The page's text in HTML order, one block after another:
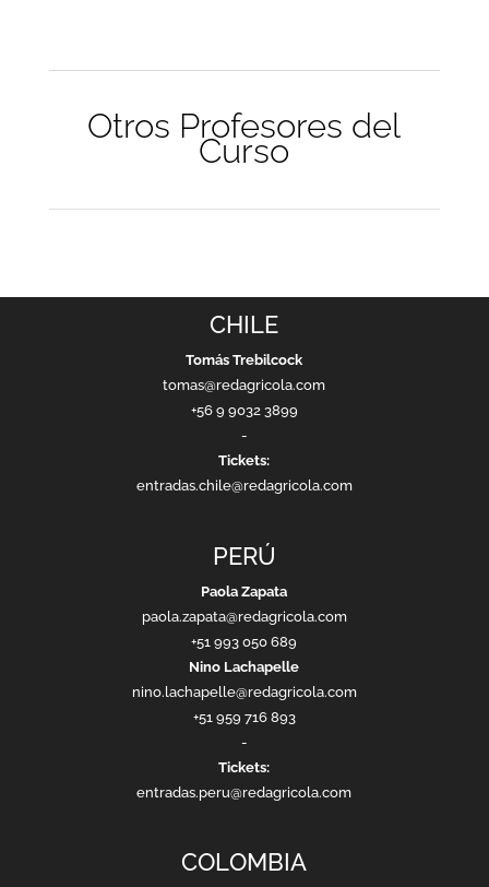
Otros Profesores del
Curso
CHILE
Tomás Trebilcock
tomas@redagricola.com
+56 9 9032 3899
-
Tickets:
entradas.chile@redagricola.com
PERÚ
Paola Zapata
paola.zapata@redagricola.com
+51 993 050 689
Nino Lachapelle
nino.lachapelle@redagricola.com
+51 959 716 893
-
Tickets:
entradas.peru@redagricola.com
COLOMBIA